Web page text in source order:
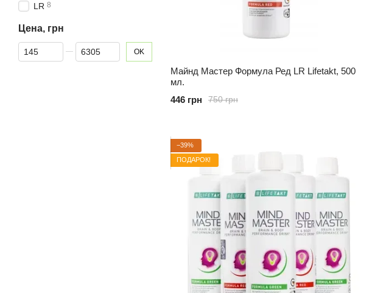
Майнд Мастер Формула Ред LR Lifetakt, 500
мл.
750 грн
446 грн
−39%
ПОДАРОК!
LR 8
Цена, грн
От Цена, грн
До Цена, грн OK